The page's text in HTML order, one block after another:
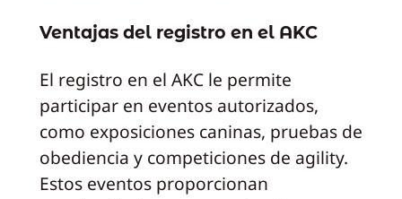
Ventajas del registro en el AKC
El registro en el AKC le permite
participar en eventos autorizados,
como exposiciones caninas, pruebas de
obediencia y competiciones de agility.
Estos eventos proporcionan